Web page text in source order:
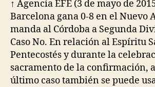
↑ Agencia EFE (3 de mayo de
Barcelona gana 0-8 en el Nuevo
manda al Córdoba a Segunda
Caso No. En relación al Espíritu
Pentecostés y durante la
sacramento de la confirmación,
último caso también se puede